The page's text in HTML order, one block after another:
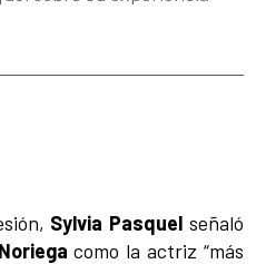
Sylvia Pasquel señaló
como la actriz “más